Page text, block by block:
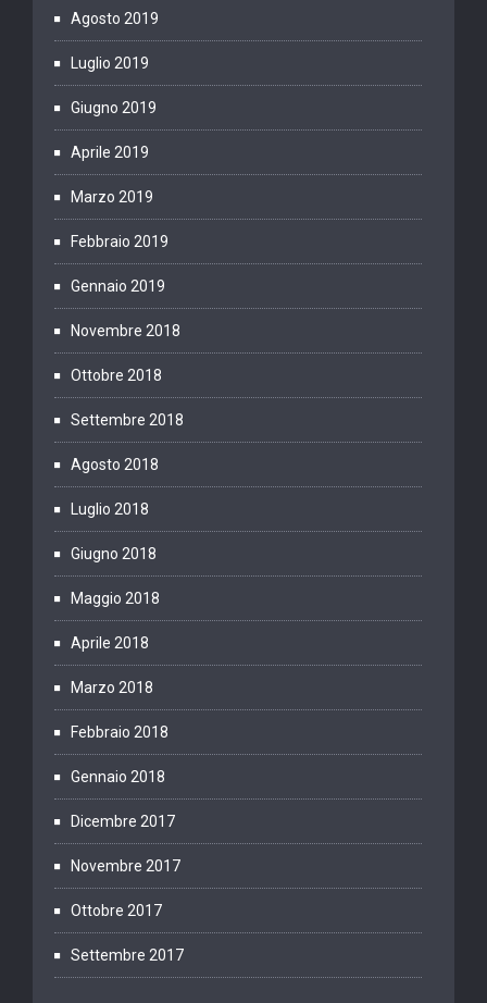
Agosto 2019
Luglio 2019
Giugno 2019
Aprile 2019
Marzo 2019
Febbraio 2019
Gennaio 2019
Novembre 2018
Ottobre 2018
Settembre 2018
Agosto 2018
Luglio 2018
Giugno 2018
Maggio 2018
Aprile 2018
Marzo 2018
Febbraio 2018
Gennaio 2018
Dicembre 2017
Novembre 2017
Ottobre 2017
Settembre 2017